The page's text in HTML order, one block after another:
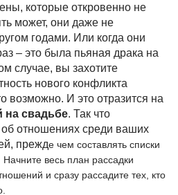
которые откровенно не
может, они даже не
годами. Или когда они
– это была пьяная драка на
случае, вы захотите
нового конфликта
возможно. И это отразится на
на свадьбе. Так что
отношениях среди ваших
прежде чем составлять списки
весь план рассадки
и сразу рассадите тех, кто